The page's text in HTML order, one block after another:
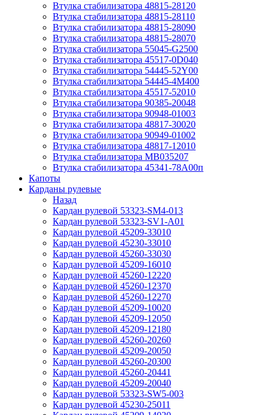
Втулка стабилизатора 48815-28120
Втулка стабилизатора 48815-28110
Втулка стабилизатора 48815-28090
Втулка стабилизатора 48815-28070
Втулка стабилизатора 55045-G2500
Втулка стабилизатора 45517-0D040
Втулка стабилизатора 54445-52Y00
Втулка стабилизатора 54445-4M400
Втулка стабилизатора 45517-52010
Втулка стабилизатора 90385-20048
Втулка стабилизатора 90948-01003
Втулка стабилизатора 48817-30020
Втулка стабилизатора 90949-01002
Втулка стабилизатора 48817-12010
Втулка стабилизатора MB035207
Втулка стабилизатора 45341-78A00п
Капоты
Карданы рулевые
Назад
Кардан рулевой 53323-SM4-013
Кардан рулевой 53323-SV1-A01
Кардан рулевой 45209-33010
Кардан рулевой 45230-33010
Кардан рулевой 45260-33030
Кардан рулевой 45209-16010
Кардан рулевой 45260-12220
Кардан рулевой 45260-12370
Кардан рулевой 45260-12270
Кардан рулевой 45209-10020
Кардан рулевой 45209-12050
Кардан рулевой 45209-12180
Кардан рулевой 45260-20260
Кардан рулевой 45209-20050
Кардан рулевой 45260-20300
Кардан рулевой 45260-20441
Кардан рулевой 45209-20040
Кардан рулевой 53323-SW5-003
Кардан рулевой 45230-25011